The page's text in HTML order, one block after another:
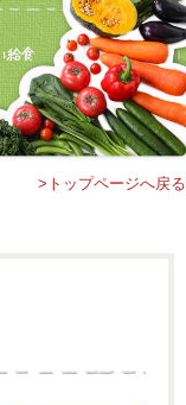
>トップページへ戻る